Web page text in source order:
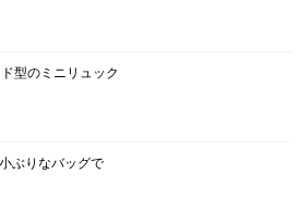
型のミニリュック
ぶりなバッグで